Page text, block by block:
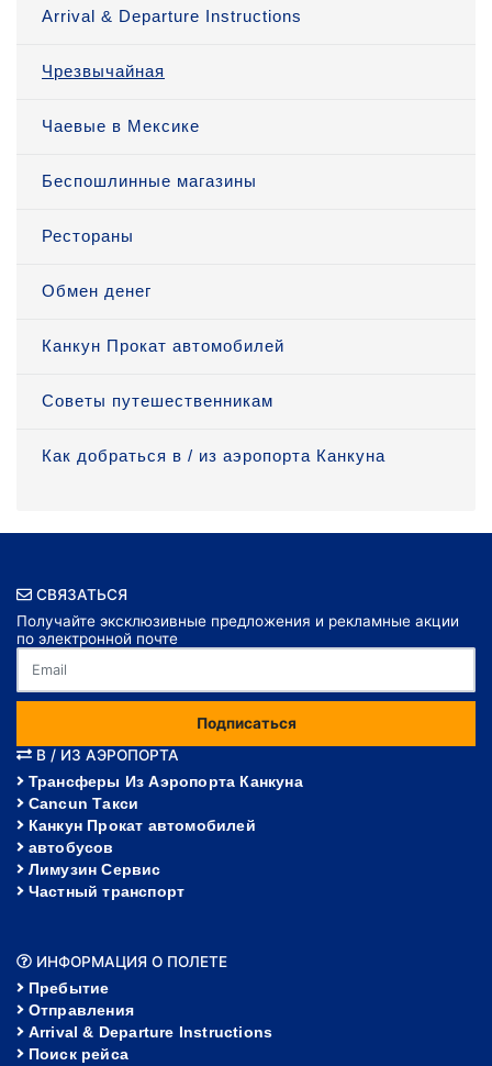
Arrival & Departure Instructions
Чрезвычайная
Чаевые в Мексике
Беспошлинные магазины
Рестораны
Обмен денег
Канкун Прокат автомобилей
Советы путешественникам
Как добраться в / из аэропорта Канкуна
СВЯЗАТЬСЯ
Получайте эксклюзивные предложения и рекламные акции
по электронной почте
Подписаться
В / ИЗ АЭРОПОРТА
Трансферы Из Аэропорта Канкуна
Cancun Такси
Канкун Прокат автомобилей
автобусов
Лимузин Сервис
Частный транспорт
ИНФОРМАЦИЯ О ПОЛЕТЕ
Пребытие
Отправления
Arrival & Departure Instructions
Поиск рейса